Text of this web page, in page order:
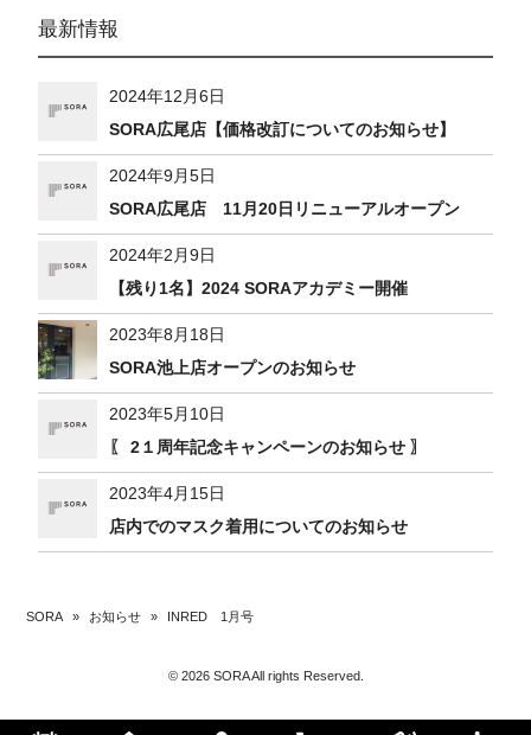
最新情報
2024年12月6日
SORA広尾店【価格改訂についてのお知らせ】
2024年9月5日
SORA広尾店 11月20日リニューアルオープン
2024年2月9日
【残り1名】2024 SORAアカデミー開催
2023年8月18日
SORA池上店オープンのお知らせ
2023年5月10日
〖 2１周年記念キャンペーンのお知らせ 〗
2023年4月15日
店内でのマスク着用についてのお知らせ
SORA » お知らせ » INRED 1月号
© 2026 SORA All rights Reserved.